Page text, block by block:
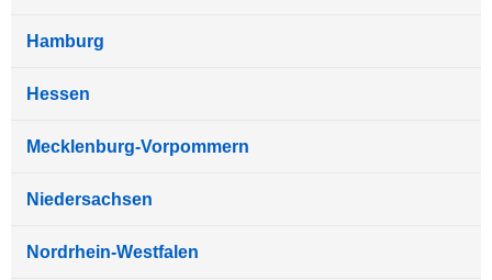
Hamburg
Hessen
Mecklenburg-Vorpommern
Niedersachsen
Nordrhein-Westfalen